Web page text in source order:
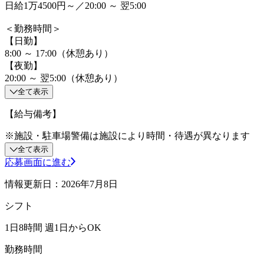
日給1万4500円～／20:00 ～ 翌5:00
＜勤務時間＞
【日勤】
8:00 ～ 17:00（休憩あり）
【夜勤】
20:00 ～ 翌5:00（休憩あり）
全て表示
【給与備考】
※施設・駐車場警備は施設により時間・待遇が異なります
全て表示
応募画面に進む
情報更新日：2026年7月8日
シフト
1日8時間 週1日からOK
勤務時間